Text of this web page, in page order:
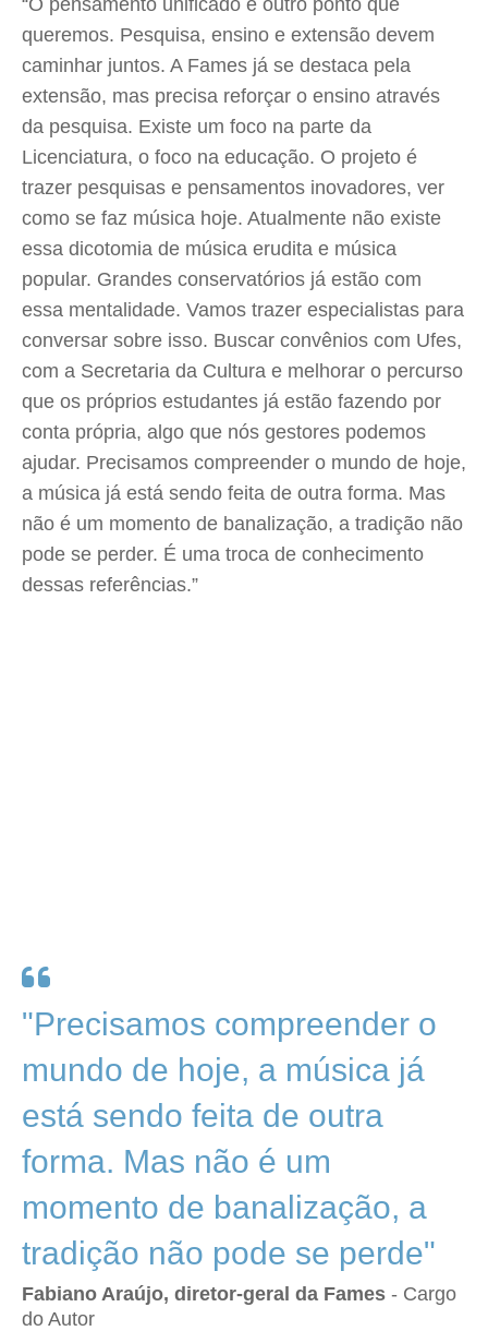
“O pensamento unificado é outro ponto que
queremos. Pesquisa, ensino e extensão devem
caminhar juntos. A Fames já se destaca pela
extensão, mas precisa reforçar o ensino através
da pesquisa. Existe um foco na parte da
Licenciatura, o foco na educação. O projeto é
trazer pesquisas e pensamentos inovadores, ver
como se faz música hoje. Atualmente não existe
essa dicotomia de música erudita e música
popular. Grandes conservatórios já estão com
essa mentalidade. Vamos trazer especialistas para
conversar sobre isso. Buscar convênios com Ufes,
com a Secretaria da Cultura e melhorar o percurso
que os próprios estudantes já estão fazendo por
conta própria, algo que nós gestores podemos
ajudar. Precisamos compreender o mundo de hoje,
a música já está sendo feita de outra forma. Mas
não é um momento de banalização, a tradição não
pode se perder. É uma troca de conhecimento
dessas referências.”
"Precisamos compreender o
mundo de hoje, a música já
está sendo feita de outra
forma. Mas não é um
momento de banalização, a
tradição não pode se perde"
Fabiano Araújo, diretor-geral da Fames - Cargo
do Autor